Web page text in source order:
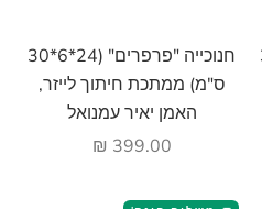
הוסף לעגלה
חנוכייה "פרפרים" (24*6*30
ס"מ) ממתכת חיתוך לייזר,
האמן יאיר עמנואל
מחיר מבצע
399.00 ₪